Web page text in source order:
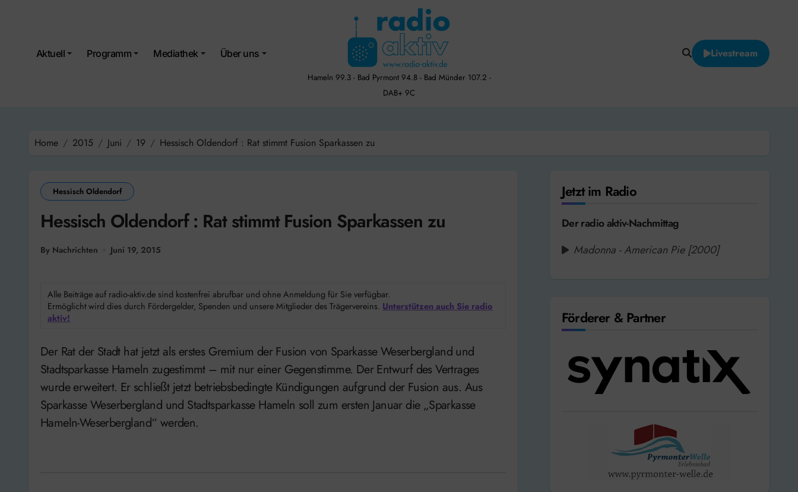
Aktuell Programm Mediathek Über uns
Hameln 99.3 - Bad Pyrmont 94.8 - Bad Münder 107.2 -
DAB+ 9C
Livestream
Home 2015 Juni 19 Hessisch Oldendorf : Rat stimmt Fusion Sparkassen zu
Hessisch Oldendorf
Hessisch Oldendorf : Rat stimmt Fusion Sparkassen zu
By Nachrichten Juni 19, 2015
Alle Beiträge auf radio-aktiv.de sind kostenfrei abrufbar und ohne Anmeldung für Sie verfügbar.
Ermöglicht wird dies durch Fördergelder, Spenden und unsere Mitglieder des Trägervereins. Unterstützen auch Sie radio
aktiv!
Der Rat der Stadt hat jetzt als erstes Gremium der Fusion von Sparkasse Weserbergland und
Stadtsparkasse Hameln zugestimmt – mit nur einer Gegenstimme. Der Entwurf des Vertrages
wurde erweitert. Er schließt jetzt betriebsbedingte Kündigungen aufgrund der Fusion aus. Aus
Sparkasse Weserbergland und Stadtsparkasse Hameln soll zum ersten Januar die „Sparkasse
Hameln-Weserbergland“ werden.
Jetzt im Radio
Der radio aktiv-Nachmittag
Madonna - American Pie [2000]
Förderer & Partner